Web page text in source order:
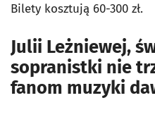
Bilety kosztują 60-300 zł.
Julii Leżniewej,
sopranistki nie
fanom muzyki